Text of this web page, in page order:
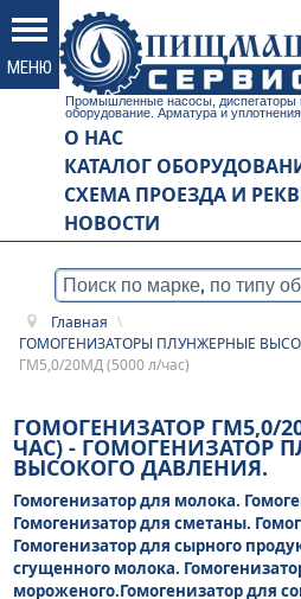
Промышленные насосы, диспегаторы
оборудование. Арматура и уплотнения.
О НАС
КАТАЛОГ
СХЕМА ПРОЕЗДА И
НОВОСТИ
Главная \
ГОМОГЕНИЗАТОРЫ ПЛУНЖЕРНЫЕ
ГМ5,0/20МД (5000 л/час)
ГОМОГЕНИЗАТОР ГМ5,0/
ЧАС) - ГОМОГЕНИЗАТОР
ВЫСОКОГО ДАВЛЕНИЯ.
Гомогенизатор для молока.
Гомогенизатор для сметаны.
Гомогенизатор для сырного
сгущенного молока.
мороженого.Гомогенизатор для